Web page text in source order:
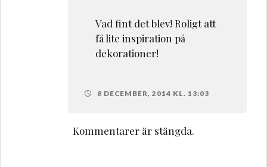
Vad fint det blev! Roligt att
få lite inspiration på
dekorationer!
8 DECEMBER, 2014 KL. 13:03
Kommentarer är stängda.